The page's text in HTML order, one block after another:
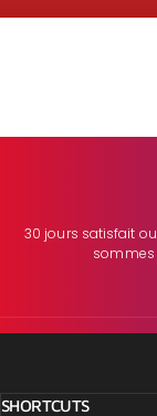
30 jours satisfait
sommes
SHORTCUTS